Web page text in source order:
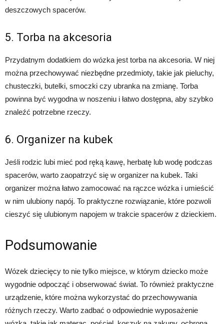
deszczowych spacerów.
5. Torba na akcesoria
Przydatnym dodatkiem do wózka jest torba na akcesoria. W niej
można przechowywać niezbędne przedmioty, takie jak pieluchy,
chusteczki, butelki, smoczki czy ubranka na zmianę. Torba
powinna być wygodna w noszeniu i łatwo dostępna, aby szybko
znaleźć potrzebne rzeczy.
6. Organizer na kubek
Jeśli rodzic lubi mieć pod ręką kawę, herbatę lub wodę podczas
spacerów, warto zaopatrzyć się w organizer na kubek. Taki
organizer można łatwo zamocować na rączce wózka i umieścić
w nim ulubiony napój. To praktyczne rozwiązanie, które pozwoli
cieszyć się ulubionym napojem w trakcie spacerów z dzieckiem.
Podsumowanie
Wózek dziecięcy to nie tylko miejsce, w którym dziecko może
wygodnie odpocząć i obserwować świat. To również praktyczne
urządzenie, które można wykorzystać do przechowywania
różnych rzeczy. Warto zadbać o odpowiednie wyposażenie